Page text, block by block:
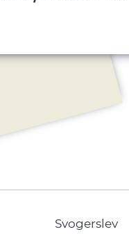
Svogerslev